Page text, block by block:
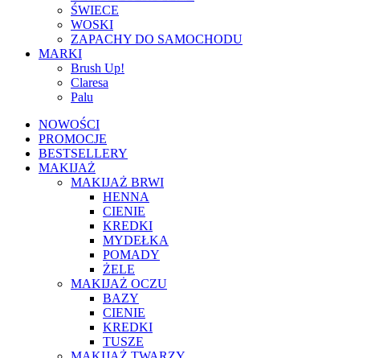
ŚWIECE
WOSKI
ZAPACHY DO SAMOCHODU
MARKI
Brush Up!
Claresa
Palu
NOWOŚCI
PROMOCJE
BESTSELLERY
MAKIJAŻ
MAKIJAŻ BRWI
HENNA
CIENIE
KREDKI
MYDEŁKA
POMADY
ŻELE
MAKIJAŻ OCZU
BAZY
CIENIE
KREDKI
TUSZE